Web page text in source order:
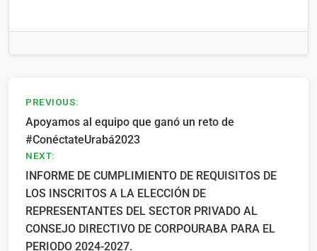
Navegación
de
entradas
PREVIOUS:
Apoyamos al equipo que ganó un reto de
#ConéctateUrabá2023
NEXT:
INFORME DE CUMPLIMIENTO DE REQUISITOS DE
LOS INSCRITOS A LA ELECCIÓN DE
REPRESENTANTES DEL SECTOR PRIVADO AL
CONSEJO DIRECTIVO DE CORPOURABA PARA EL
PERIODO 2024-2027.